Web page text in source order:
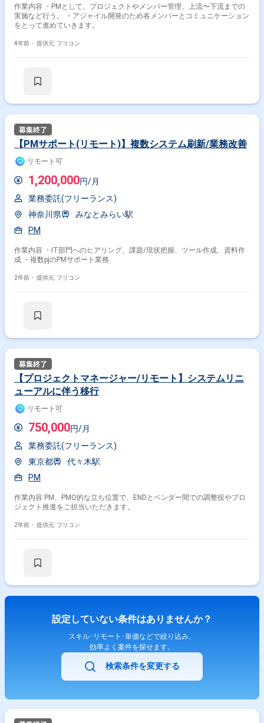
作業内容 ・PMとして、プロジェクトやメンバー管理、上流〜下流までの
実施など行う。 ・アジャイル開発のため各メンバーとコミュニケーション
をとって進めていきます。
4年前・ 提供元: フリコン
【PMサポート(リモート)】複数システム刷新/業務改善
リモート可
1,200,000円/月
業務委託(フリーランス)
神奈川県
みなとみらい駅
PM
作業内容 ・IT部門へのヒアリング、課題/現状把握、ツール作成、資料作
成 ・複数pjのPMサポート業務
2年前・ 提供元: フリコン
【プロジェクトマネージャー/リモート】システムリニ
ューアルに伴う移行
リモート可
750,000円/月
業務委託(フリーランス)
東京都
代々木駅
PM
作業内容 PM、PMO的な立ち位置で、ENDとベンダー間での調整役やプロ
ジェクト推進をご担当いただきます。
2年前・ 提供元: フリコン
設定していない条件はありませんか？
スキル･リモート･単価などで絞り込み、
効率よく案件を探せます。
検索条件を変更する